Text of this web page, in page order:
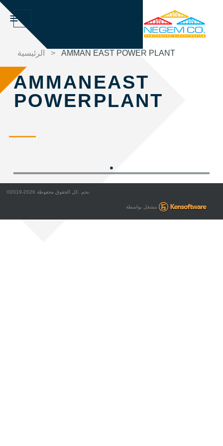
الرئيسية > AMMAN EAST POWER PLANT
AMMANEAST
POWERPLANT
©2019-2026 نجم .كل الحقوق محفوظة.